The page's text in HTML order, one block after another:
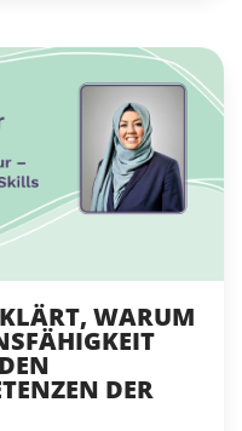
WARUM
DER